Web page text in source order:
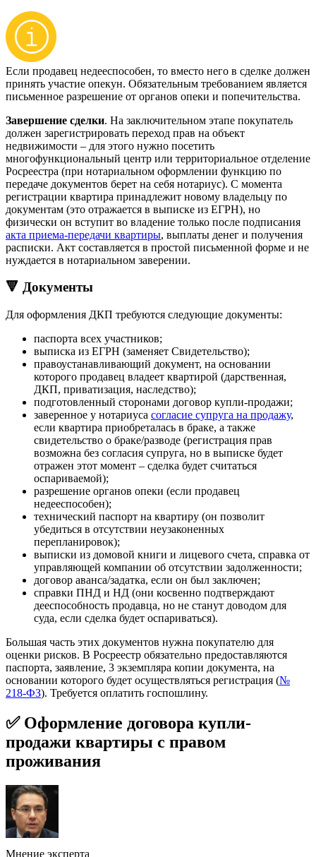
Если продавец недееспособен, то вместо него в сделке должен
принять участие опекун. Обязательным требованием является
письменное разрешение от органов опеки и попечительства.
Завершение сделки. На заключительном этапе покупатель
должен зарегистрировать переход прав на объект
недвижимости – для этого нужно посетить
многофункциональный центр или территориальное отделение
Росреестра (при нотариальном оформлении функцию по
передаче документов берет на себя нотариус). С момента
регистрации квартира принадлежит новому владельцу по
документам (это отражается в выписке из ЕГРН), но
физически он вступит во владение только после подписания
акта приема-передачи квартиры, выплаты денег и получения
расписки. Акт составляется в простой письменной форме и не
нуждается в нотариальном заверении.
🔻 Документы
Для оформления ДКП требуются следующие документы:
паспорта всех участников;
выписка из ЕГРН (заменяет Свидетельство);
правоустанавливающий документ, на основании
которого продавец владеет квартирой (дарственная,
ДКП, приватизация, наследство);
подготовленный сторонами договор купли-продажи;
заверенное у нотариуса согласие супруга на продажу,
если квартира приобреталась в браке, а также
свидетельство о браке/разводе (регистрация прав
возможна без согласия супруга, но в выписке будет
отражен этот момент – сделка будет считаться
оспариваемой);
разрешение органов опеки (если продавец
недееспособен);
технический паспорт на квартиру (он позволит
убедиться в отсутствии неузаконенных
перепланировок);
выписки из домовой книги и лицевого счета, справка от
управляющей компании об отсутствии задолженности;
договор аванса/задатка, если он был заключен;
справки ПНД и НД (они косвенно подтверждают
дееспособность продавца, но не станут доводом для
суда, если сделка будет оспариваться).
Большая часть этих документов нужна покупателю для
оценки рисков. В Росреестр обязательно предоставляются
паспорта, заявление, 3 экземпляра копии документа, на
основании которого будет осуществляться регистрация (№
218-ФЗ). Требуется оплатить госпошлину.
✅ Оформление договора купли-
продажи квартиры с правом
проживания
Мнение эксперта